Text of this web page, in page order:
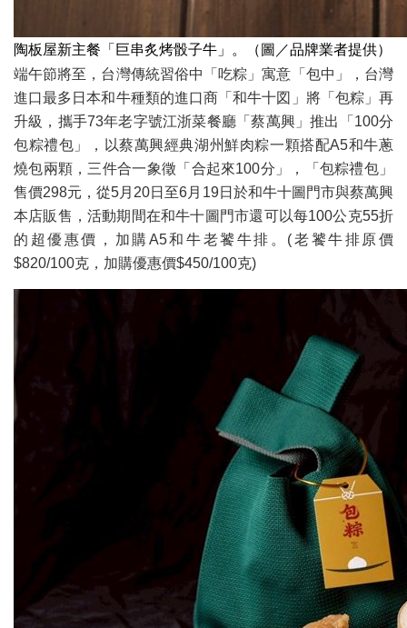
陶板屋新主餐「巨串炙烤骰子牛」。（圖／品牌業者提供）
端午節將至，台灣傳統習俗中「吃粽」寓意「包中」，台灣
進口最多日本和牛種類的進口商「和牛十図」將「包粽」再
升級，攜手73年老字號江浙菜餐廳「蔡萬興」推出「100分
包粽禮包」，以蔡萬興經典湖州鮮肉粽一顆搭配A5和牛蔥
燒包兩顆，三件合一象徵「合起來100分」，「包粽禮包」
售價298元，從5月20日至6月19日於和牛十圖門市與蔡萬興
本店販售，活動期間在和牛十圖門市還可以每100公克55折
的超優惠價，加購A5和牛老饕牛排。(老饕牛排原價
$820/100克，加購優惠價$450/100克)